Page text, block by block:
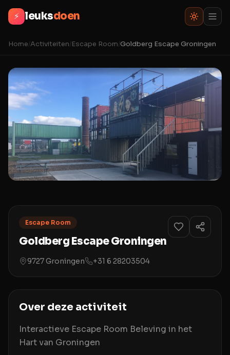
⚡ leuksdoen
Home/Activiteiten/Escape Room/Goldberg Escape Groningen
Escape Room
Goldberg Escape Groningen
9727 Groningen +31 6 28203504
Over deze activiteit
Interactieve Escape Room Beleving in het
Hart van Groningen